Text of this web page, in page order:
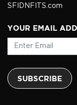
SFIDNFITS.com
YOUR EMAIL
SUBSCRIBE